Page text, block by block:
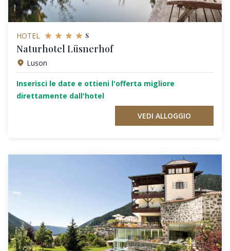
HOTEL s
Naturhotel Lüsnerhof
Luson
Inserisci le date e ottieni l'offerta migliore
direttamente dall'hotel
VEDI ALLOGGIO